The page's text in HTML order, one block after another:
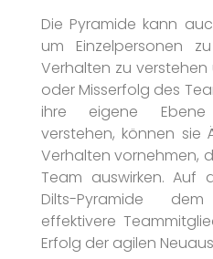
Die Pyramide kann
um Einzelpersonen
Verhalten zu verstehen
oder Misserfolg des
ihre eigene
verstehen, können sie
Verhalten vornehmen,
Team auswirken. Auf
Dilts-Pyramide
effektivere
Erfolg der agilen